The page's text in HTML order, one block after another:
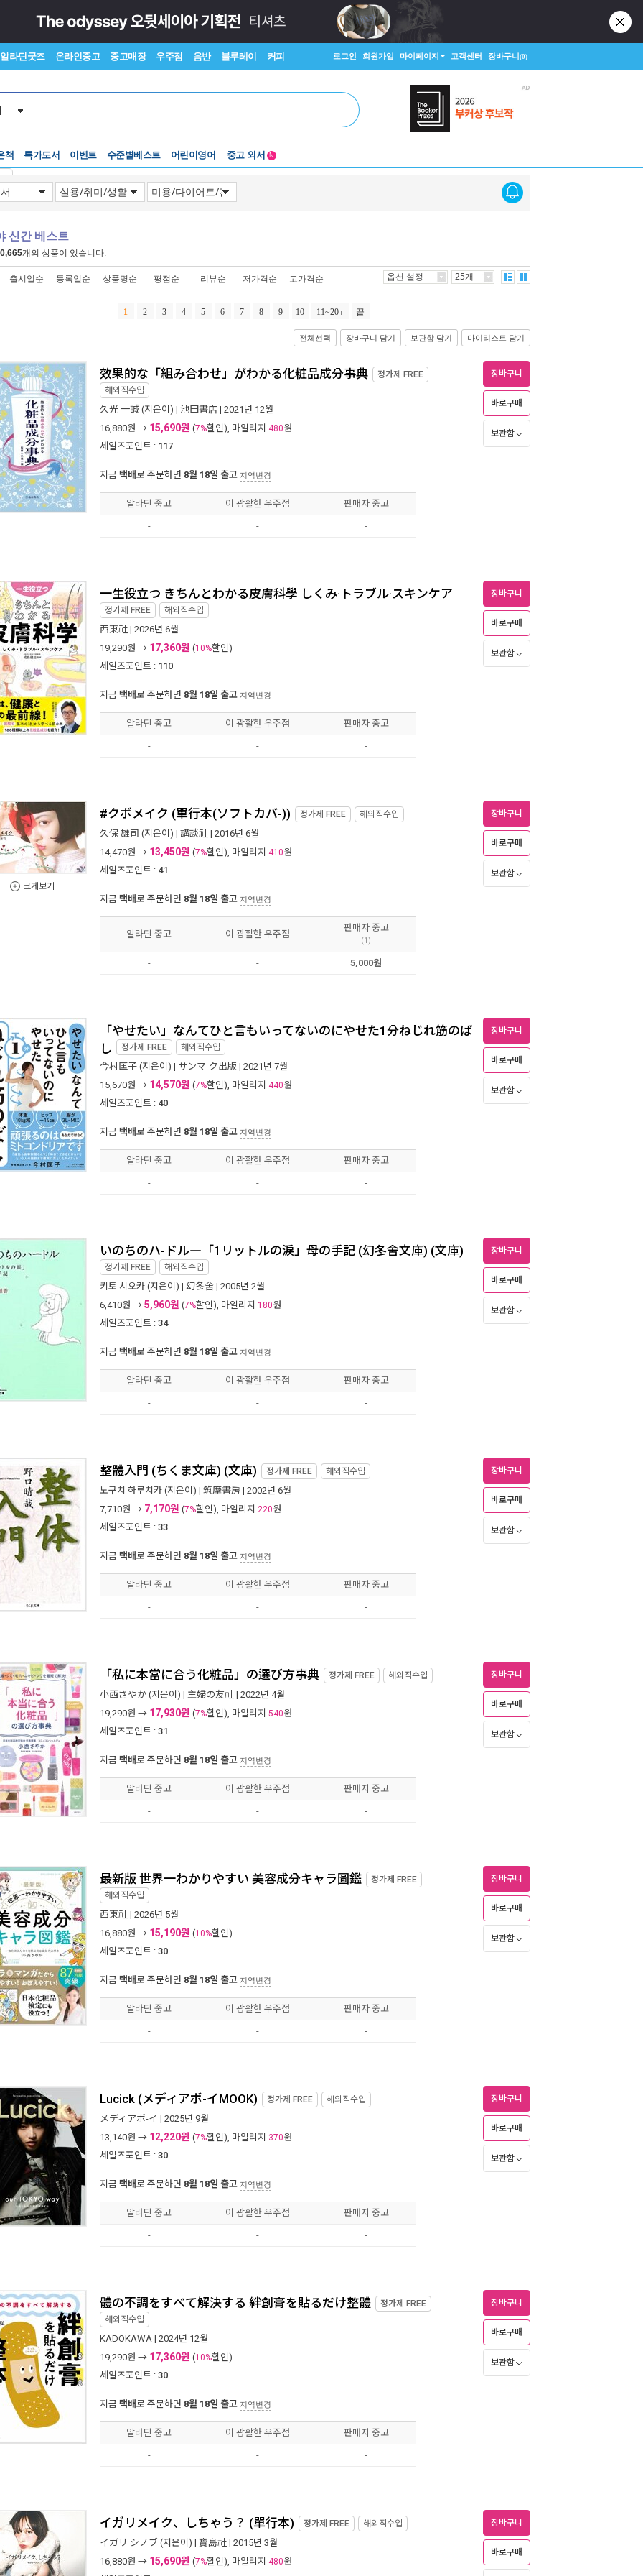
알라딘굿즈 온라인중고 중고매장 우주점 음반 블루레이 커피 로그인 회원가입 마이페이지 고객센터 장바구니(0)
책 특가도서 이벤트
Lexile®
어린이영어
5백원부터
N
신간 베스트
개의 상품이 있습니다.
출시일순 등록일순 상품명순 평점순 리뷰순 저가격순 고가격순 옵션 설정 25개
1 2 3 4 5 6 7 8 9 10 11~20 끝
전체선택 장바구니 담기 보관함 담기 마이리스트 담기
效果的な「組み合わせ」がわかる化粧品成分事典 정가제 FREE
해외직수입
久光 一誠 (지은이) | 池田書店 | 2021년 12월
16,880원 → 15,690원 (7%할인), 마일리지 480원
세일즈포인트 : 117
지금 택배로 주문하면 8월 18일 출고 지역변경
장바구니
바로구매
보관함
알라딘 중고 이 광활한 우주점 판매자 중고
- - -
一生役立つ きちんとわかる皮膚科學 しくみ·トラブル·スキンケア
정가제 FREE 해외직수입
西東社 | 2026년 6월
19,290원 → 17,360원 (10%할인)
세일즈포인트 : 110
지금 택배로 주문하면 8월 18일 출고 지역변경
장바구니
바로구매
보관함
알라딘 중고 이 광활한 우주점 판매자 중고
- - -
크게보기
#クボメイク (單行本(ソフトカバ-)) 정가제 FREE 해외직수입
久保 雄司 (지은이) | 講談社 | 2016년 6월
14,470원 → 13,450원 (7%할인), 마일리지 410원
세일즈포인트 : 41
지금 택배로 주문하면 8월 18일 출고 지역변경
장바구니
바로구매
보관함
알라딘 중고 이 광활한 우주점
판매자 중고
(1)
- - 5,000원
「やせたい」なんてひと言もいってないのにやせた1分ねじれ筋のば
し 정가제 FREE 해외직수입
今村匡子 (지은이) | サンマ-ク出版 | 2021년 7월
15,670원 → 14,570원 (7%할인), 마일리지 440원
세일즈포인트 : 40
지금 택배로 주문하면 8월 18일 출고 지역변경
장바구니
바로구매
보관함
알라딘 중고 이 광활한 우주점 판매자 중고
- - -
いのちのハ-ドル―「1リットルの淚」母の手記 (幻冬舍文庫) (文庫)
정가제 FREE 해외직수입
키토 시오카 (지은이) | 幻冬舍 | 2005년 2월
6,410원 → 5,960원 (7%할인), 마일리지 180원
세일즈포인트 : 34
지금 택배로 주문하면 8월 18일 출고 지역변경
장바구니
바로구매
보관함
알라딘 중고 이 광활한 우주점 판매자 중고
- - -
整體入門 (ちくま文庫) (文庫) 정가제 FREE 해외직수입
노구치 하루치카 (지은이) | 筑摩書房 | 2002년 6월
7,710원 → 7,170원 (7%할인), 마일리지 220원
세일즈포인트 : 33
지금 택배로 주문하면 8월 18일 출고 지역변경
장바구니
바로구매
보관함
알라딘 중고 이 광활한 우주점 판매자 중고
- - -
「私に本當に合う化粧品」の選び方事典 정가제 FREE 해외직수입
小西さやか (지은이) | 主婦の友社 | 2022년 4월
19,290원 → 17,930원 (7%할인), 마일리지 540원
세일즈포인트 : 31
지금 택배로 주문하면 8월 18일 출고 지역변경
장바구니
바로구매
보관함
알라딘 중고 이 광활한 우주점 판매자 중고
- - -
最新版 世界一わかりやすい 美容成分キャラ圖鑑 정가제 FREE
해외직수입
西東社 | 2026년 5월
16,880원 → 15,190원 (10%할인)
세일즈포인트 : 30
지금 택배로 주문하면 8월 18일 출고 지역변경
장바구니
바로구매
보관함
알라딘 중고 이 광활한 우주점 판매자 중고
- - -
Lucick (メディアボ-イMOOK) 정가제 FREE 해외직수입
メディアボ-イ | 2025년 9월
13,140원 → 12,220원 (7%할인), 마일리지 370원
세일즈포인트 : 30
지금 택배로 주문하면 8월 18일 출고 지역변경
장바구니
바로구매
보관함
알라딘 중고 이 광활한 우주점 판매자 중고
- - -
體の不調をすべて解決する 絆創膏を貼るだけ整體 정가제 FREE
해외직수입
KADOKAWA | 2024년 12월
19,290원 → 17,360원 (10%할인)
세일즈포인트 : 30
지금 택배로 주문하면 8월 18일 출고 지역변경
장바구니
바로구매
보관함
알라딘 중고 이 광활한 우주점 판매자 중고
- - -
イガリメイク、しちゃう？ (單行本) 정가제 FREE 해외직수입
イガリ シノブ (지은이) | 寶島社 | 2015년 3월
16,880원 → 15,690원 (7%할인), 마일리지 480원
장바구니
바로구매